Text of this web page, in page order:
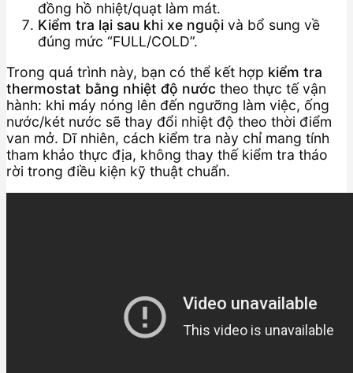
đồng hồ nhiệt/quạt làm mát.
Kiểm tra lại sau khi xe nguội và bổ sung về
đúng mức “FULL/COLD”.
Trong quá trình này, bạn có thể kết hợp kiểm tra
thermostat bằng nhiệt độ nước theo thực tế vận
hành: khi máy nóng lên đến ngưỡng làm việc, ống
nước/két nước sẽ thay đổi nhiệt độ theo thời điểm
van mở. Dĩ nhiên, cách kiểm tra này chỉ mang tính
tham khảo thực địa, không thay thế kiểm tra tháo
rời trong điều kiện kỹ thuật chuẩn.